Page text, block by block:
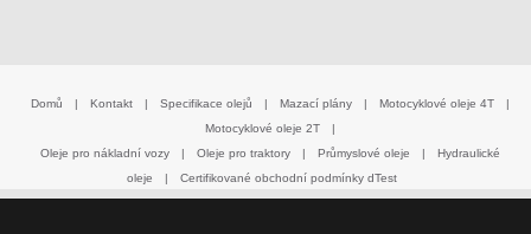
Domů | Kontakt | Specifikace olejů | Mazací plány | Motocyklové oleje 4T
|
Motocyklové oleje 2T
|
Oleje pro nákladní vozy
| Oleje pro traktory | Průmyslové oleje |
Hydraulické
oleje
| Certifikované obchodní podmínky dTest